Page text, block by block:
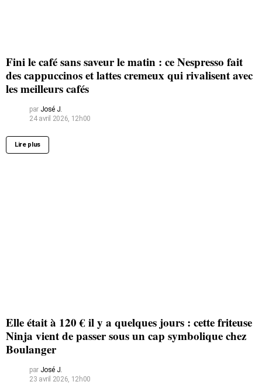
Fini le café sans saveur le matin : ce Nespresso fait
des cappuccinos et lattes cremeux qui rivalisent avec
les meilleurs cafés
par José J.
24 avril 2026, 12h00
Lire plus
Elle était à 120 € il y a quelques jours : cette friteuse
Ninja vient de passer sous un cap symbolique chez
Boulanger
par José J.
23 avril 2026, 12h00